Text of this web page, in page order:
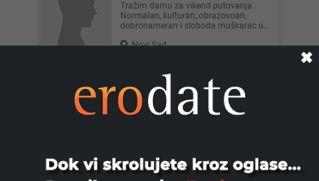
Tražim damu za vikend putovanja
Normalan, kulturan, obrazovoan,
dobronameran i sloboda muškarac u...
Novi Sad
Teodoramarkopar, 43
Teodora Marko par 43 Mi smo bračni
✖